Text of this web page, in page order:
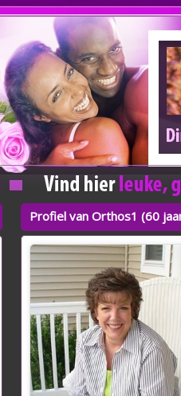
Profiel van Orthos1 (60